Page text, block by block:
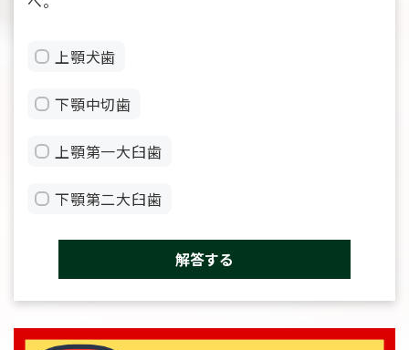
上顎犬歯
下顎中切歯
上顎第一大臼歯
下顎第二大臼歯
解答する